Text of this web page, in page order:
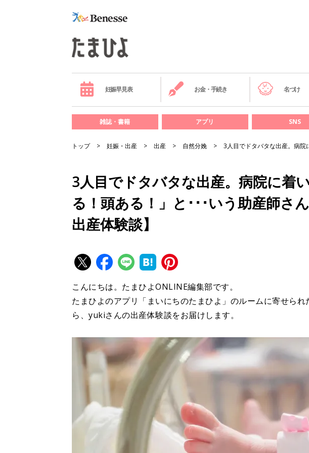
妊娠早見表 お金・手続き 名づけ
雑誌・書籍 アプリ SNS
トップ 妊娠・出産 出産 自然分娩 3人目でドタバタな出産。病院
3人目でドタバタな出産。病院に着
る！頭ある！」と･･･いう助産師さ
出産体験談】
こんにちは。たまひよONLINE編集部です。
たまひよのアプリ「まいにちのたまひよ」のルームに寄せら
ら、yukiさんの出産体験談をお届けします。